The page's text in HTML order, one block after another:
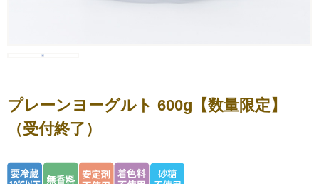
アイス・フローズンヨ
ーグルト
プレーンヨーグルト 600g【数量限定】
（受付終了）